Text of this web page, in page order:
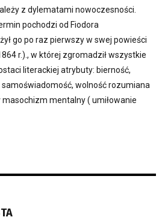
z dylematami nowoczesności.
pochodzi od Fiodora
go po raz pierwszy w swej powieści
r.)., w której zgromadził wszystkie
literackiej atrybuty: bierność,
wolność rozumiana
mentalny ( umiłowanie